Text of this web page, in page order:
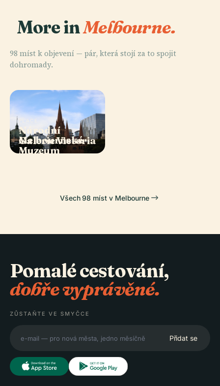
More inMelbourne.
98 míst k objevení — pár, která stojí za to spojit
dohromady.
Národní
Galerie Victoria
PLACE
Melbournské
Muzeum
Všech 98 míst v Melbourne
Pomalé cestování,
dobře vyprávěné.
ZŮSTAŇTE VE SMYČCE
Přidat se